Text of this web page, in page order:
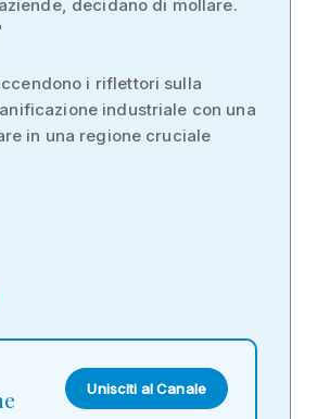
decidano di mollare.
i riflettori sulla
industriale con una
in una regione cruciale
Unisciti al Canale